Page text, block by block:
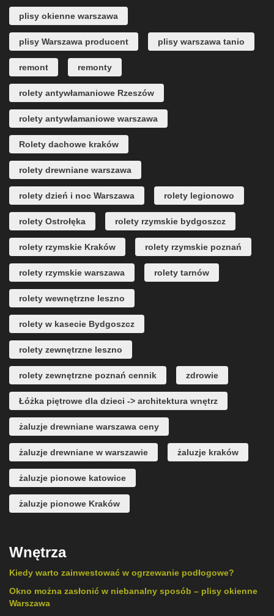
plisy okienne warszawa
plisy Warszawa producent plisy warszawa tanio
remont remonty
rolety antywłamaniowe Rzeszów
rolety antywłamaniowe warszawa
Rolety dachowe kraków
rolety drewniane warszawa
rolety dzień i noc Warszawa rolety legionowo
rolety Ostrołęka rolety rzymskie bydgoszcz
rolety rzymskie Kraków rolety rzymskie poznań
rolety rzymskie warszawa rolety tarnów
rolety wewnętrzne leszno
rolety w kasecie Bydgoszcz
rolety zewnętrzne leszno
rolety zewnętrzne poznań cennik zdrowie
Łóżka piętrowe dla dzieci -> architektura wnętrz
żaluzje drewniane warszawa ceny
żaluzje drewniane w warszawie żaluzje kraków
żaluzje pionowe katowice
żaluzje pionowe Kraków
Wnętrza
Kiedy warto zainwestować w ogrzewanie podłogowe?
Okno można zasłonić w niebanalny sposób – plisy okienne
Warszawa